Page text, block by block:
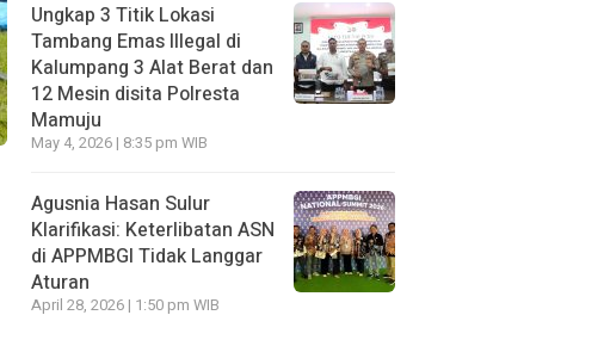
Ungkap 3 Titik Lokasi
Tambang Emas Illegal di
Kalumpang 3 Alat Berat dan
12 Mesin disita Polresta
Mamuju
May 4, 2026 | 8:35 pm WIB
Agusnia Hasan Sulur
Klarifikasi: Keterlibatan ASN
di APPMBGI Tidak Langgar
Aturan
April 28, 2026 | 1:50 pm WIB